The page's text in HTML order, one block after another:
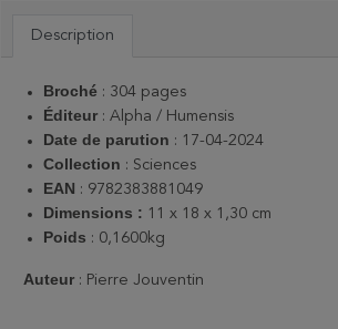
Description
Broché : 304 pages
Éditeur : Alpha / Humensis
Date de parution : 17-04-2024
Collection : Sciences
EAN : 9782383881049
Dimensions : 11 x 18 x 1,30 cm
Poids : ‎ 0,1600kg
Auteur : Pierre Jouventin